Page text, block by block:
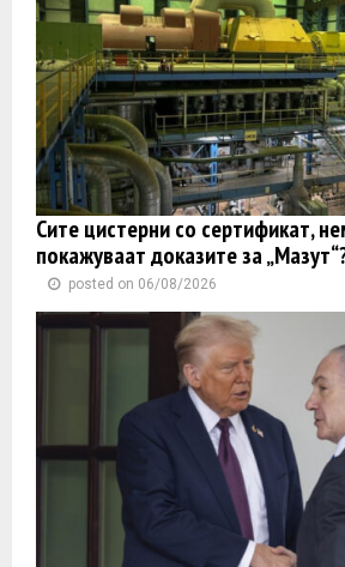
Сите цистерни со сертификат,
покажуваат доказите за
posted on 06/08/2026